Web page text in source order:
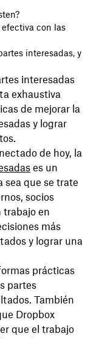
con las
interesadas, y
interesadas
exhaustiva
de mejorar la
y lograr
de hoy, la
es un
sea que se trate
socios
trabajo en
más
y lograr una
prácticas
partes
También
Dropbox
que el trabajo